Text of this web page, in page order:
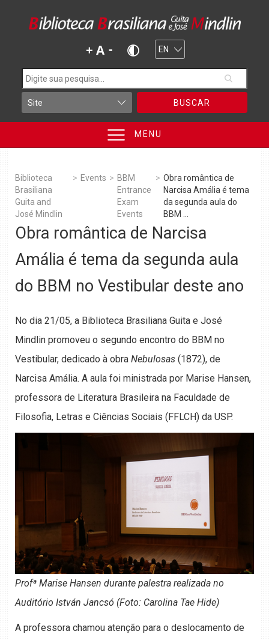
BUSCAR
MENU
Biblioteca
Brasiliana
Guita and
José Mindlin
> Events > BBM
Entrance
Exam
Events
> Obra romântica de
Narcisa Amália é tema
da segunda aula do
BBM ...
Obra romântica de Narcisa
Amália é tema da segunda aula
do BBM no Vestibular deste ano
No dia 21/05, a Biblioteca Brasiliana Guita e José
Mindlin promoveu o segundo encontro do BBM no
Vestibular, dedicado à obra Nebulosas (1872), de
Narcisa Amália. A aula foi ministrada por Marise Hansen,
professora de Literatura Brasileira na Faculdade de
Filosofia, Letras e Ciências Sociais (FFLCH) da USP.
Profª Marise Hansen durante palestra realizada no
Auditório István Jancsó (Foto: Carolina Tae Hide)
A professora chamou atenção para o deslocamento de